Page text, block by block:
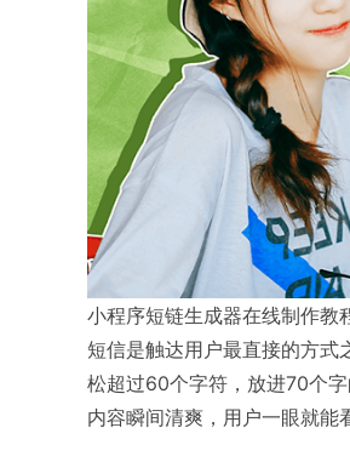
小程序短链生成器在线制作教
短信是触达用户最直接的方式
松超过60个字符，放进70个
内容瞬间清爽，用户一眼就能